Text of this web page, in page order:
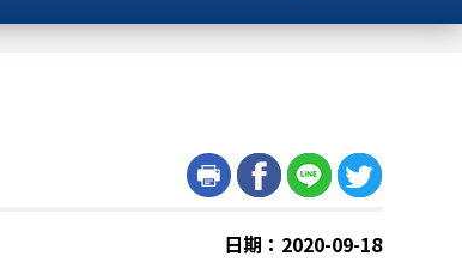
日期：2020-09-18